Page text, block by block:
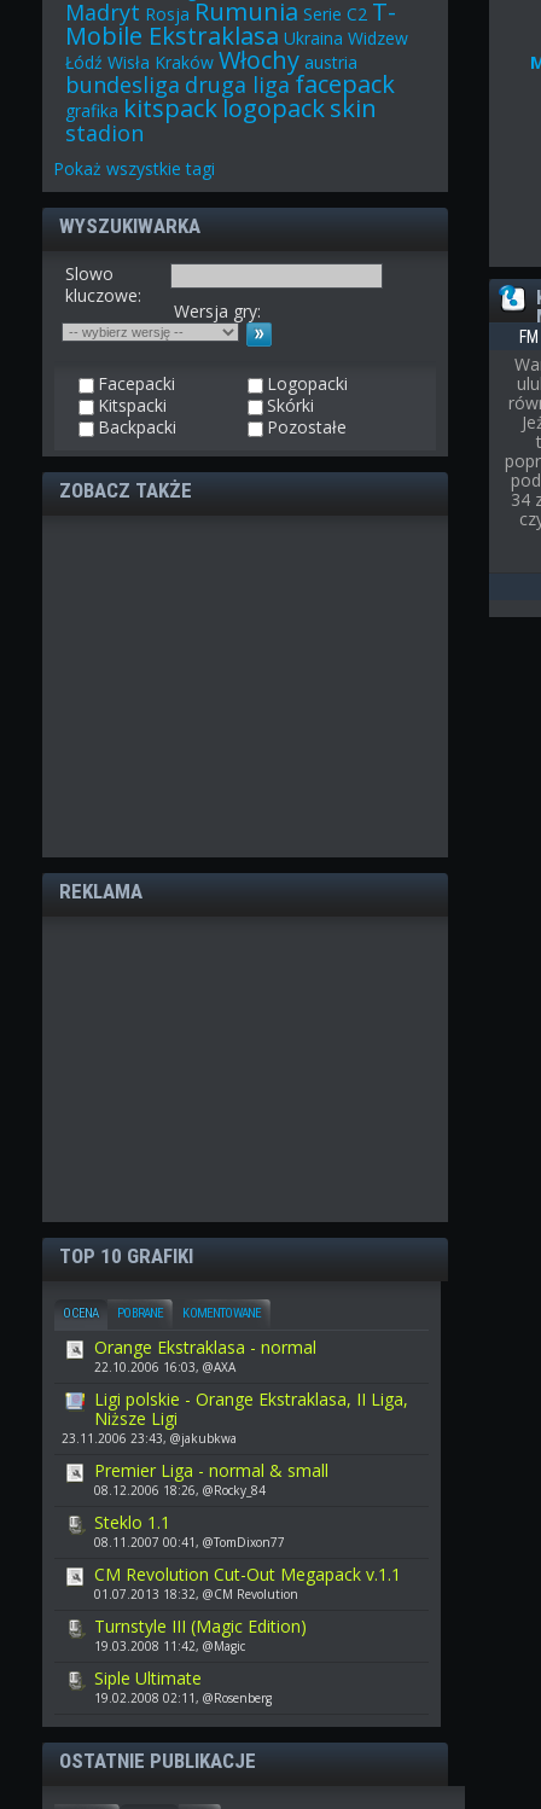
Madryt Rosja Rumunia Serie C2 T-
Mobile Ekstraklasa Ukraina Widzew
Łódź Wisła Kraków Włochy austria
bundesliga druga ligafacepack
grafika kitspacklogopackskin
stadion
Pokażwszystkie tagi
WYSZUKIWARKA
Slowo
kluczowe:
Wersja gry:
Facepacki
Logopacki
Kitspacki
Skórki
Backpacki
Pozostałe
ZOBACZ TAKŻE
REKLAMA
TOP 10 GRAFIKI
OCENA POBRANE KOMENTOWANE
Orange Ekstraklasa - normal
22.10.2006 16:03, @AXA
Ligi polskie - Orange Ekstraklasa, II Liga,
Niższe Ligi
23.11.2006 23:43, @jakubkwa
Premier Liga - normal & small
08.12.2006 18:26, @Rocky_84
Steklo 1.1
08.11.2007 00:41, @TomDixon77
CM Revolution Cut-Out Megapack v.1.1
01.07.2013 18:32, @CM Revolution
Turnstyle III (Magic Edition)
19.03.2008 11:42, @Magic
Siple Ultimate
19.02.2008 02:11, @Rosenberg
OSTATNIE PUBLIKACJE
34